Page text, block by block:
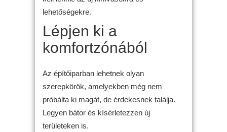
lehetőségekre.
Lépjen ki a
komfortzónából
Az építőiparban lehetnek olyan
szerepkörök, amelyekben még nem
próbálta ki magát, de érdekesnek találja.
Legyen bátor és kísérletezzen új
területeken is.